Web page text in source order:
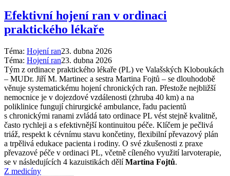
Efektivní hojení ran v ordinaci
praktického lékaře
Téma: Hojení ran23. dubna 2026
Téma: Hojení ran23. dubna 2026
Tým z ordinace praktického lékaře (PL) ve Valašských Kloboukách
–⁠ MUDr. Jiří M. Martinec a sestra Martina Fojtů –⁠ se dlouhodobě
věnuje systematickému hojení chronických ran. Přestože nejbližší
nemocnice je v dojezdové vzdálenosti (zhruba 40 km) a na
poliklinice fungují chirurgické ambulance, řadu pacientů
s chronickými ranami zvládá tato ordinace PL vést stejně kvalitně,
často rychleji a s efektivnější kontinuitou péče. Klíčem je pečlivá
triáž, respekt k cévnímu stavu končetiny, flexibilní převazový plán
a trpělivá edukace pacienta i rodiny. O své zkušenosti z praxe
převazové péče v ordinaci PL, včetně cíleného využití larvoterapie,
se v následujících 4 kazuistikách dělíMartina Fojtů.
Z medicíny